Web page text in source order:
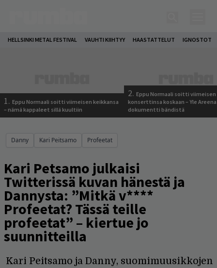
HELLSINKI METAL FESTIVAL VAUHTI KIIHTYY HAASTATTELUT IGNOSTOT
1. Eppu Normaali soitti viimeisen keikkansa
– nämä kappaleet sillä kuultiin
2. Eppu Normaali soitti viimeisen
konserttinsa koskaan – Yle
dokumentti bändistä
Danny Kari Peitsamo Profeetat
Kari Petsamo julkaisi
Twitterissä kuvan hänestä ja
Dannysta: ”Mitkä v****
Profeetat? Tässä teille
profeetat” – kiertue jo
suunnitteilla
Kari Peitsamo ja Danny, suomimuusikkojen